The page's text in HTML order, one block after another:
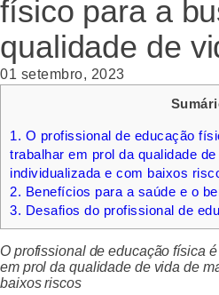
físico para a
qualidade de
01 setembro, 2023
1. O profissional de educação
trabalhar em prol da qualidade
individualizada e com baixos
2. Benefícios para a saúde e o
3. Desafios do profissional de
O profissional de educação física
em prol da qualidade de vida de
baixos riscos